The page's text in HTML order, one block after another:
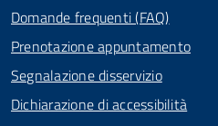
Domande frequenti (FAQ)
Prenotazione appuntamento
Segnalazione disservizio
Dichiarazione di accessibilità